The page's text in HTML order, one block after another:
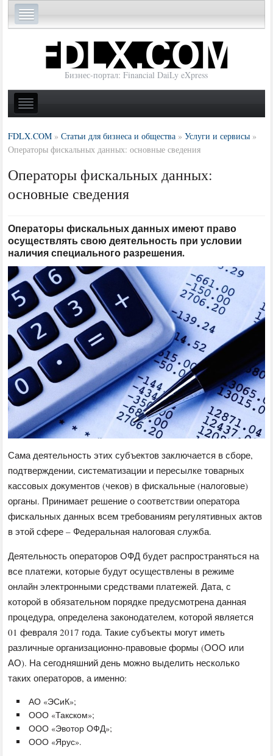
Бизнес-портал: Financial DaiLy eXpress
FDLX.COM »Статьи для бизнеса и общества »Услуги и сервисы »
Операторы фискальных данных: основные сведения
Операторы фискальных данных:
основные сведения
Операторы фискальных данных имеют право
осуществлять свою деятельность при условии
наличия специального разрешения.
Сама деятельность этих субъектов заключается в сборе,
подтверждении, систематизации и пересылке товарных
кассовых документов (чеков) в фискальные (налоговые)
органы. Принимает решение о соответствии оператора
фискальных данных всем требованиям регулятивных актов
в этой сфере – Федеральная налоговая служба.
Деятельность операторов ОФД будет распространяться на
все платежи, которые будут осуществлены в режиме
онлайн электронными средствами платежей. Дата, с
которой в обязательном порядке предусмотрена данная
процедура, определена законодателем, которой является
01 февраля 2017 года. Такие субъекты могут иметь
различные организационно-правовые формы (ООО или
АО). На сегодняшний день можно выделить несколько
таких операторов, а именно:
АО «ЭСиК»;
ООО «Такском»;
ООО «Эвотор ОФД»;
ООО «Ярус».